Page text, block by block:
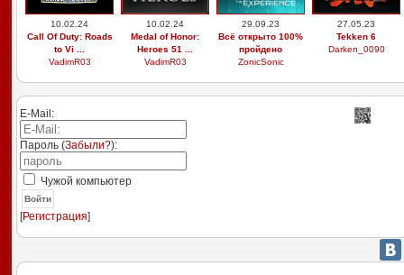
10.02.24
Call Of Duty: Roads
to Vi ...
VadimR03
10.02.24
Medal of Honor:
Heroes 51 ...
VadimR03
29.09.23
Всё открыто 100%
пройдено
ZonicSonic
27.05.23
Tekken 6
Darken_0090
E-Mail:
Пароль (Забыли?):
Чужой компьютер
Войти
[Регистрация]